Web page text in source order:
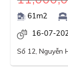
61m2
16-07-
Số 12, Nguyễn